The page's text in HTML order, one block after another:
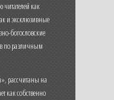
как
и эксклюзивные
богословские
по различным
рассчитаны на
как собственно